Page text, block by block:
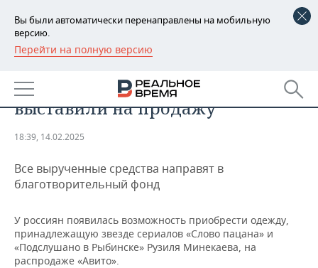
Вы были автоматически перенаправлены на мобильную
версию.
Перейти на полную версию
РЕГИОНЫ
БАШКОРТОСТАН
ТАТАРСТАН
НОВОСТИ
АНАЛИТИКА
ДЕКЛАРАЦИИ О ДОХОДАХ
КОРОЛИ ГОСЗАКАЗА ПФО
ВУЗЫ ТАТАРСТАНА
НОВОСТИ ЭКОНОМИКИ
ФИНАНСЫ
БАНКИ
ПРОМЫШЛЕННОСТЬ
НОВОСТИ
ПРОМЫШЛЕННОСТИ
АГРОПРОМ
НЕДВИЖИМОСТЬ
НОВОСТИ НЕДВИЖИМОСТИ
АВТО
Вещи звезды «Слова пацана»
выставили на продажу
18:39, 14.02.2025
Все вырученные средства направят в
благотворительный фонд
У россиян появилась возможность приобрести одежду,
принадлежащую звезде сериалов «Слово пацана» и
«Подслушано в Рыбинске» Рузиля Минекаева, на
распродаже «Авито».